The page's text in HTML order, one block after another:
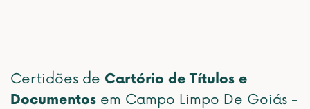
Certidões de Cartório de Títulos e
Documentos em Campo Limpo De Goiás -